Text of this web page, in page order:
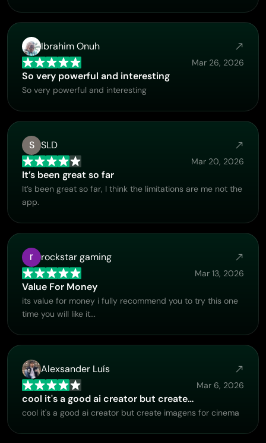
動画からオブジェクトを削除
動画からテキストを削除
動画ノイズ除去
スローモーションメーカー
動画をアニメに変換
スタイル別
リアル
アニメキャラクター
Funko Pop
ピクセルアート
ちびキャラメーカー
VTuberメーカー
3Dキャラクター
AIタトゥージェネレーター
AIアバタージェネレーター
AIポーズ生成ツール
Veo 3.1
Grok Imagine
すべてのモデル
AI服装チェンジャー
ヘアスタイルチェンジャー
パスポート写真メーカー
オブジェクト削除
写真をアートに
ぬりえページ
マーケティング
AIプロダクト動画
AIロゴジェネレーター
AIバナー生成ツール
ブックカバーメーカー
服のデザイン
Ibrahim Onuh
Mar 26, 2026
So very powerful and interesting
So very powerful and interesting
S SLD
Mar 20, 2026
It’s been great so far
It’s been great so far, I think the limitations are me not the
app.
rockstar gaming
Mar 13, 2026
Value For Money
its value for money i fully recommend you to try this one
time you will like it...
Alexsander Luís
Mar 6, 2026
cool it's a good ai creator but create…
cool it's a good ai creator but create imagens for cinema